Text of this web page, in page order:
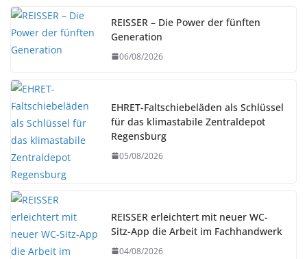
REISSER – Die Power der fünften
Generation
06/08/2026
EHRET-Faltschiebeläden als Schlüssel
für das klimastabile Zentraldepot
Regensburg
05/08/2026
REISSER erleichtert mit neuer WC-
Sitz-App die Arbeit im Fachhandwerk
04/08/2026